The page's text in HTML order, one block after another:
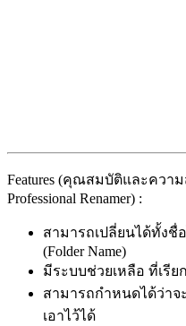
Features (คุณสมบัติและควา
Professional Renamer) :
สามารถเปลี่ยนได้ทั้งชื่
(Folder Name)
มีระบบช่วยเหลือ ที่เรียก
สามารถกำหนดได้ว่าจ
เอาไว้ได้